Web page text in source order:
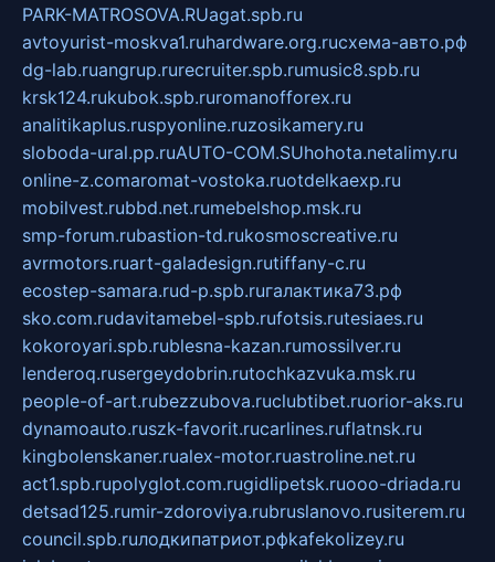
PARK-MATROSOVA.RUagat.spb.ru
avtoyurist-moskva1.ruhardware.org.ruсхема-авто.рф
dg-lab.ruangrup.rurecruiter.spb.rumusic8.spb.ru
krsk124.rukubok.spb.ruromanofforex.ru
analitikaplus.ruspyonline.ruzosikamery.ru
sloboda-ural.pp.ruAUTO-COM.SUhohota.netalimy.ru
online-z.comaromat-vostoka.ruotdelkaexp.ru
mobilvest.rubbd.net.rumebelshop.msk.ru
smp-forum.rubastion-td.rukosmoscreative.ru
avrmotors.ruart-galadesign.rutiffany-c.ru
ecostep-samara.rud-p.spb.ruгалактика73.рф
sko.com.rudavitamebel-spb.rufotsis.rutesiaes.ru
kokoroyari.spb.rublesna-kazan.rumossilver.ru
lenderoq.rusergeydobrin.rutochkazvuka.msk.ru
people-of-art.rubezzubova.ruclubtibet.ruorior-aks.ru
dynamoauto.ruszk-favorit.rucarlines.ruflatnsk.ru
kingbolenskaner.rualex-motor.ruastroline.net.ru
act1.spb.rupolyglot.com.rugidlipetsk.ruooo-driada.ru
detsad125.rumir-zdoroviya.rubruslanovo.rusiterem.ru
council.spb.ruлодкипатриот.рфkafekolizey.ru